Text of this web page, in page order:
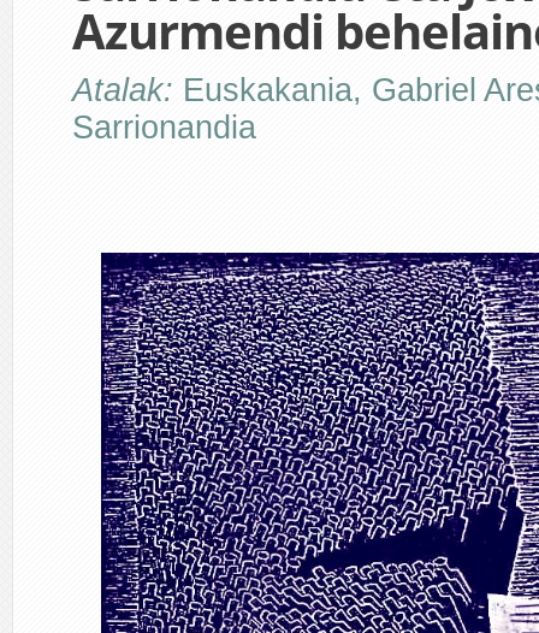
Azurmendi
Atalak: Euskakania, Gabriel
Sarrionandia